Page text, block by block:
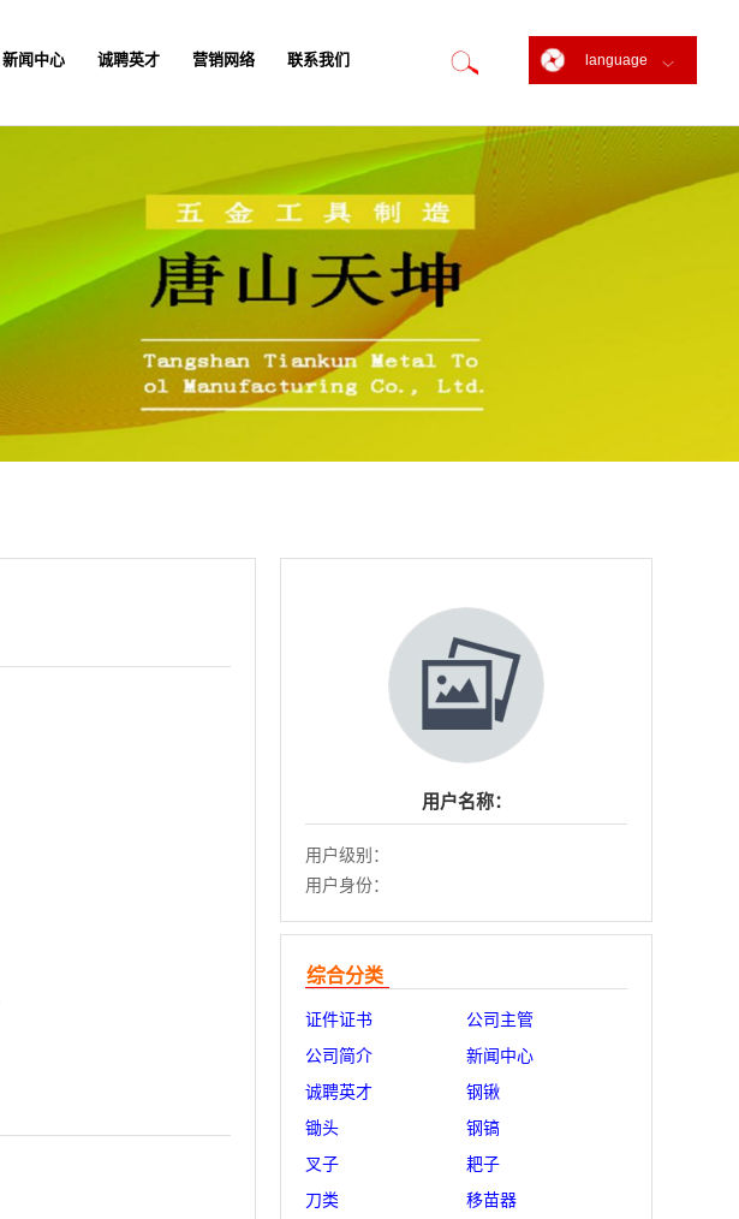
新闻中心 诚聘英才 营销网络 联系我们 language
用户名称：
用户级别：
用户身份：
综合分类
证件证书
公司主管
公司简介
新闻中心
诚聘英才
钢锹
锄头
钢镐
叉子
耙子
刀类
移苗器